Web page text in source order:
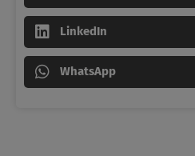
LinkedIn
WhatsApp